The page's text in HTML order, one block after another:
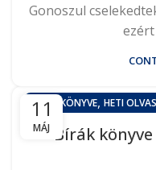
Gonoszul
ezért
11
MÁJ
BÍRÁK KÖNYVE, HETI
Bírák